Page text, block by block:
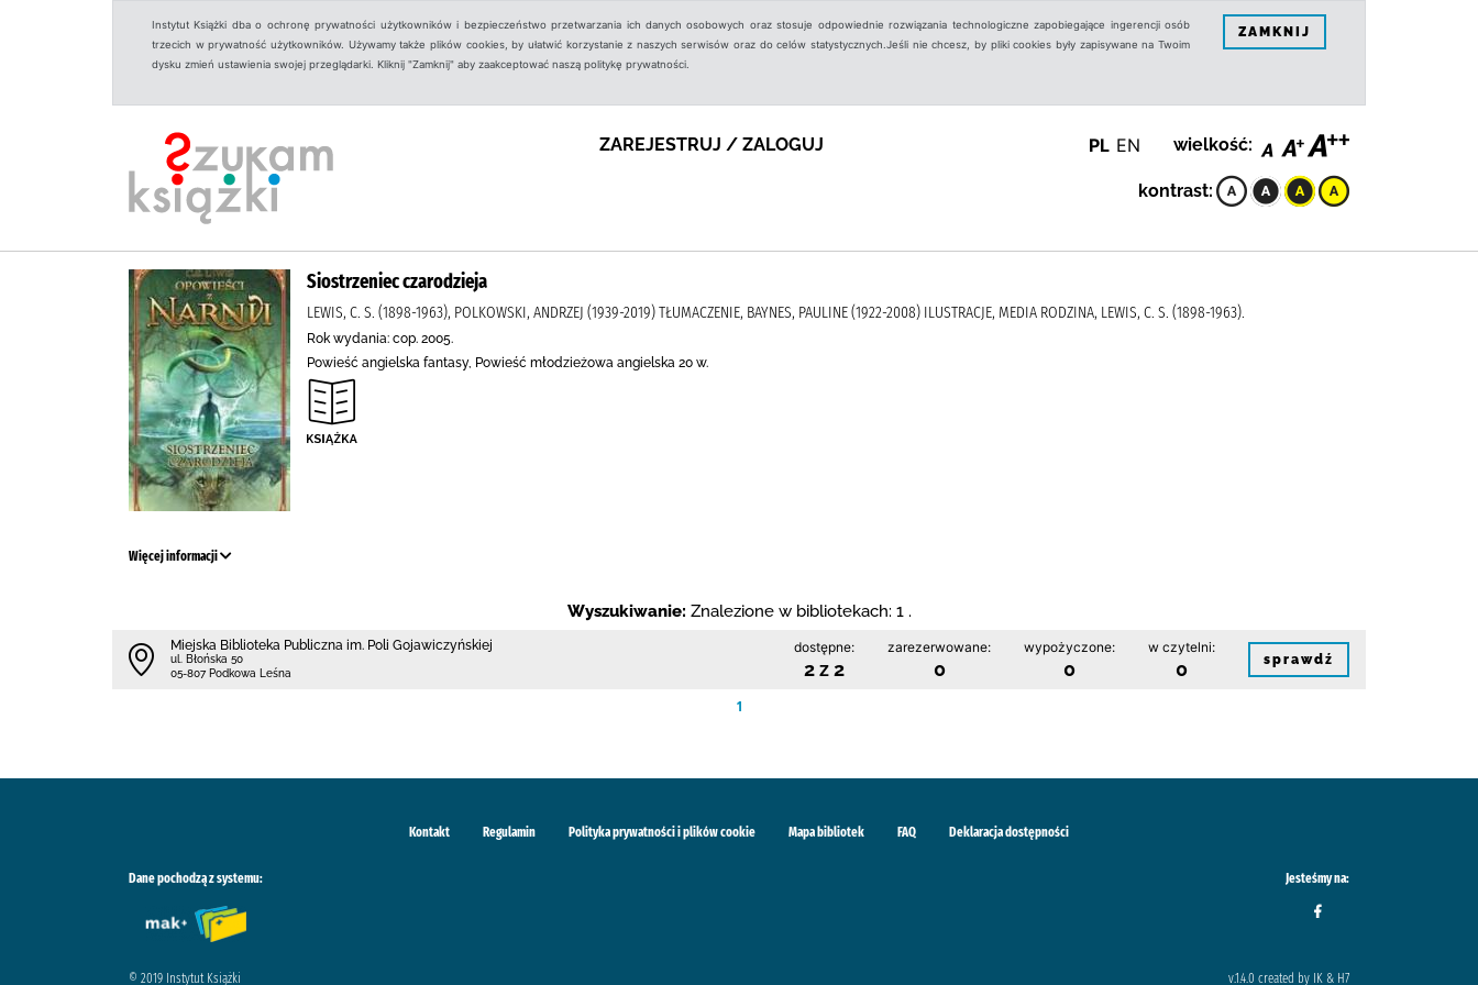
Instytut Książki dba o ochronę prywatności użytkowników i bezpieczeństwo przetwarzania ich danych osobowych oraz stosuje odpowiednie rozwiązania technologiczne zapobiegające ingerencji osób
trzecich w prywatność użytkowników. Używamy także plików cookies, by ułatwić korzystanie z naszych serwisów oraz do celów statystycznych.Jeśli nie chcesz, by pliki cookies były zapisywane na Twoim
dysku zmień ustawienia swojej przeglądarki. Kliknij "Zamknij" aby zaakceptować naszą politykę prywatności.
ZAMKNIJ
ZAREJESTRUJ / ZALOGUJ PL EN wielkość:
kontrast:
Siostrzeniec czarodzieja
LEWIS, C. S. (1898-1963), POLKOWSKI, ANDRZEJ (1939-2019) TŁUMACZENIE, BAYNES, PAULINE (1922-2008) ILUSTRACJE, MEDIA RODZINA, LEWIS, C. S. (1898-1963).
Rok wydania: cop. 2005.
Powieść angielska fantasy, Powieść młodzieżowa angielska 20 w.
Więcej informacji
Wyszukiwanie: Znalezione w bibliotekach: 1 .
Miejska Biblioteka Publiczna im. Poli Gojawiczyńskiej
ul. Błońska 50
05-807 Podkowa Leśna
dostępne:
2 z 2
zarezerwowane:
0
wypożyczone:
0
w czytelni:
0 sprawdź
1
Kontakt Regulamin Polityka prywatności i plików cookie Mapa bibliotek FAQ Deklaracja dostępności
Dane pochodzą z systemu: Jesteśmy na:
© 2019 Instytut Książki v.1.4.0 created by IK & H7